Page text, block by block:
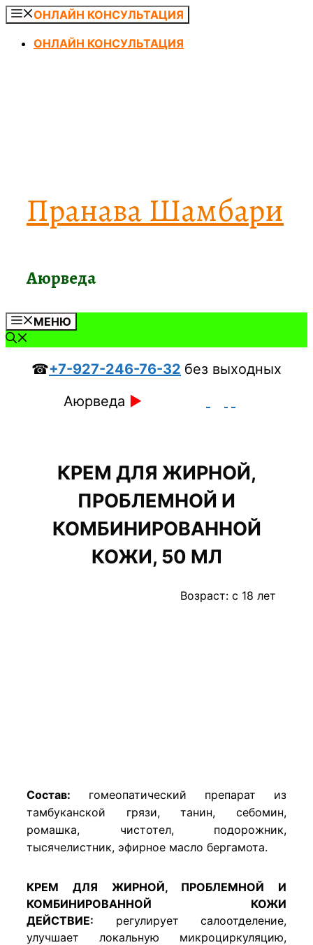
Перейти
содержимому
ОНЛАЙН КОНСУЛЬТАЦИЯ
ОНЛАЙН КОНСУЛЬТАЦИЯ
Пранава Шамбари
Аюрведа
МЕНЮ
☎+7-927-246-76-32 без выходных
Аюрведа ►
КРЕМ ДЛЯ ЖИРНОЙ,
ПРОБЛЕМНОЙ И
КОМБИНИРОВАННОЙ
КОЖИ, 50 МЛ
Возраст: c 18 лет
Состав: гомеопатический препарат из
тамбуканской грязи, танин, себомин,
ромашка, чистотел, подорожник,
тысячелистник, эфирное масло бергамота.
КРЕМ ДЛЯ ЖИРНОЙ, ПРОБЛЕМНОЙ И
КОМБИНИРОВАННОЙ КОЖИ
ДЕЙСТВИЕ: регулирует салоотделение,
улучшает локальную микроциркуляцию,